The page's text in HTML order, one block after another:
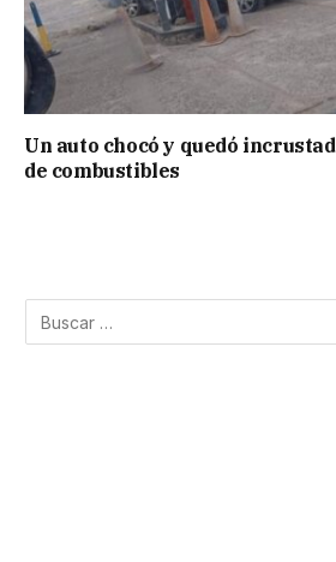
Un auto chocó y quedó
de combustibles